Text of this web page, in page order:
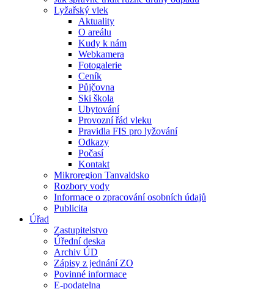
Lyžařský vlek
Aktuality
O areálu
Kudy k nám
Webkamera
Fotogalerie
Ceník
Půjčovna
Ski škola
Ubytování
Provozní řád vleku
Pravidla FIS pro lyžování
Odkazy
Počasí
Kontakt
Mikroregion Tanvaldsko
Rozbory vody
Informace o zpracování osobních údajů
Publicita
Úřad
Zastupitelstvo
Úřední deska
Archiv ÚD
Zápisy z jednání ZO
Povinné informace
E-podatelna